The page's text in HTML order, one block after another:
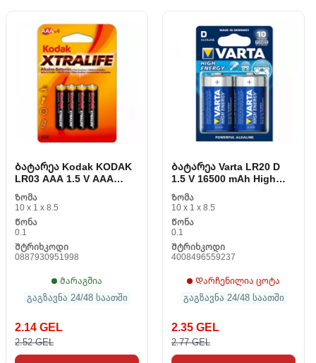
Ბატარეა Kodak KODAK
LR03 AAA 1.5 V AAA
ყვითელი
Ზომა
10 x 1 x 8.5
Წონა
0.1
Შტრიხკოდი
0887930951998
Მარაგშია
გაგზავნა 24/48 საათში
2.14 GEL
2.52 GEL
Ბატარეა Varta LR20 D
1.5 V 16500 mAh High
Energy (2 pps) ცისფერი
Ზომა
10 x 1 x 8.5
Წონა
0.1
Შტრიხკოდი
4008496559237
Დარჩენილია ცოტა
გაგზავნა 24/48 საათში
2.35 GEL
2.77 GEL